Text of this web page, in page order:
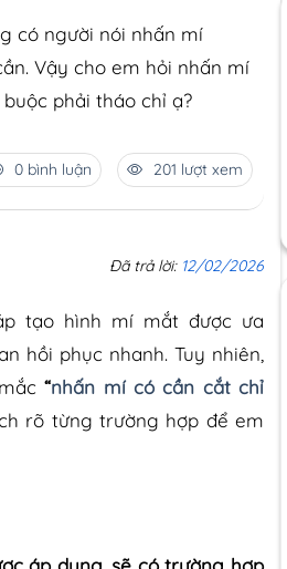
có người nói nhấn mí
Vậy cho em hỏi nhấn mí
phải tháo chỉ ạ?
0 bình luận 201 lượt xem
Đã trả lời: 12/02/2026
tạo hình mí mắt được ưa
hồi phục nhanh. Tuy nhiên,
“nhấn mí có cần cắt chỉ
rõ từng trường hợp để em